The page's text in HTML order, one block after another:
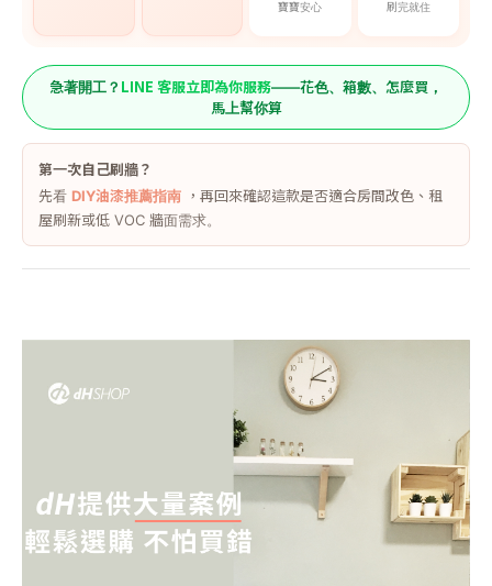
寶寶安心 刷完就住
急著開工？ LINE 客服立即為你服務——花色、箱數、怎麼買，
馬上幫你算
第一次自己刷牆？
先看 DIY油漆推薦指南 ，再回來確認這款是否適合房間改色、租
屋刷新或低 VOC 牆面需求。